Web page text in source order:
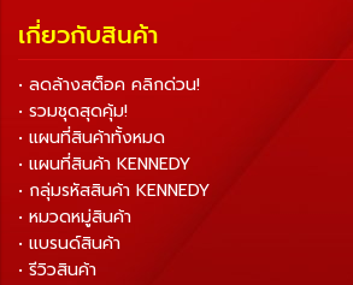
เกี่ยวกับสินค้า
• ลดล้างสต็อค คลิกด่วน!
• รวมชุดสุดคุ้ม!
• แผนที่สินค้าทั้งหมด
• แผนที่สินค้า KENNEDY
• กลุ่มรหัสสินค้า KENNEDY
• หมวดหมู่สินค้า
• แบรนด์สินค้า
• รีวิวสินค้า